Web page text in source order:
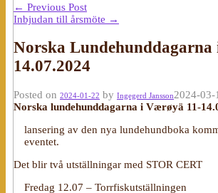
← Previous Post
Inbjudan till årsmöte →
Norska
14.07.2024
Posted on 2024-01-22 by Ingegerd Jansson2024-03-
Norska lundehunddagarna i Værøyä 11-
lansering av den nya lundehundboka
eventet.
Det blir två utställningar med STOR CERT
Fredag 12.07 – Torrfiskutställningen